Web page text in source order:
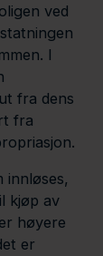
ved
I
fra dens
fra
innløses,
kjøp av
høyere
er